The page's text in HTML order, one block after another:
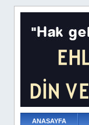
ANASAYFA